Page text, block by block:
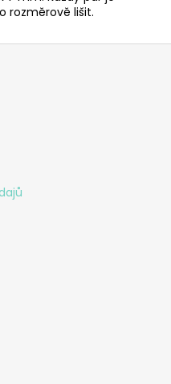
rozměrově lišit.